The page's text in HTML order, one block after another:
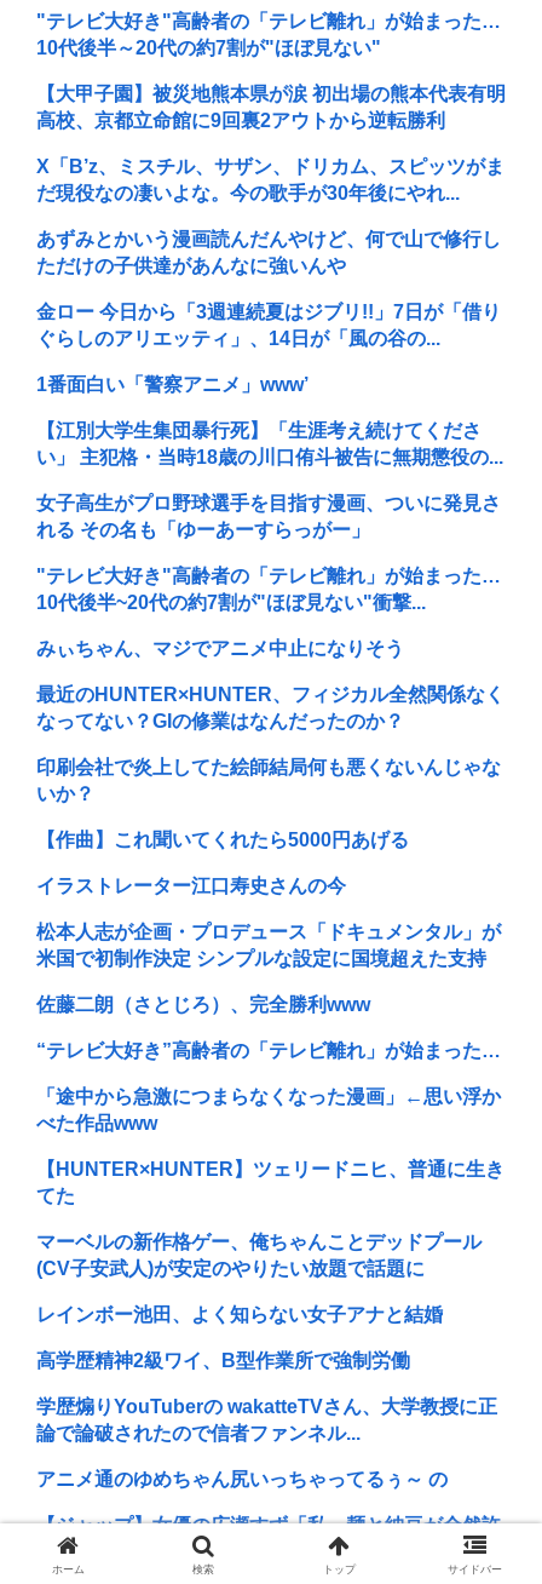
"テレビ大好き"高齢者の「テレビ離れ」が始まった…
10代後半～20代の約7割が"ほぼ見ない"
【大甲子園】被災地熊本県が涙 初出場の熊本代表有明
高校、京都立命館に9回裏2アウトから逆転勝利
X「B’z、ミスチル、サザン、ドリカム、スピッツがま
だ現役なの凄いよな。今の歌手が30年後にやれ...
あずみとかいう漫画読んだんやけど、何で山で修行し
ただけの子供達があんなに強いんや
金ロー 今日から「3週連続夏はジブリ!!」7日が「借り
ぐらしのアリエッティ」、14日が「風の谷の...
1番面白い「警察アニメ」www’
【江別大学生集団暴行死】「生涯考え続けてくださ
い」 主犯格・当時18歳の川口侑斗被告に無期懲役の...
女子高生がプロ野球選手を目指す漫画、ついに発見さ
れる その名も「ゆーあーすらっがー」
"テレビ大好き"高齢者の「テレビ離れ」が始まった…
10代後半~20代の約7割が"ほぼ見ない"衝撃...
みぃちゃん、マジでアニメ中止になりそう
最近のHUNTER×HUNTER、フィジカル全然関係なく
なってない？GIの修業はなんだったのか？
印刷会社で炎上してた絵師結局何も悪くないんじゃな
いか？
【作曲】これ聞いてくれたら5000円あげる
イラストレーター江口寿史さんの今
松本人志が企画・プロデュース「ドキュメンタル」が
米国で初制作決定 シンプルな設定に国境超えた支持
佐藤二朗（さとじろ）、完全勝利www
“テレビ大好き”高齢者の「テレビ離れ」が始まった…
「途中から急激につまらなくなった漫画」←思い浮か
べた作品www
【HUNTER×HUNTER】ツェリードニヒ、普通に生き
てた
マーベルの新作格ゲー、俺ちゃんことデッドプール
(CV子安武人)が安定のやりたい放題で話題に
レインボー池田、よく知らない女子アナと結婚
高学歴精神2級ワイ、B型作業所で強制労働
学歴煽りYouTuberの wakatteTVさん、大学教授に正
論で論破されたので信者ファンネル...
アニメ通のゆめちゃん尻いっちゃってるぅ～ の
【ジャップ】女優の広瀬すず「私、麺と納豆が全然許
せない。私、麺と納豆が全然許せない 」
ホーム 検索 トップ サイドバー